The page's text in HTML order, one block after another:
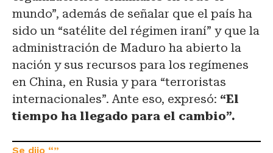
mundo”, además de señalar que el país ha
sido un “satélite del régimen iraní” y que la
administración de Maduro ha abierto la
nación y sus recursos para los regímenes
en China, en Rusia y para “terroristas
internacionales”. Ante eso, expresó: “El
tiempo ha llegado para el cambio”.